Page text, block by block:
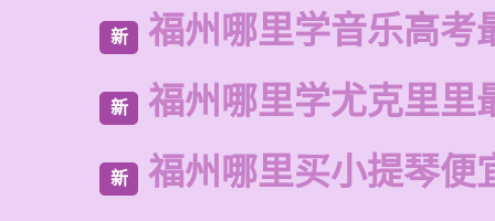
新 福州哪里学音乐高考
新 福州哪里学尤克里里
新 福州哪里买小提琴便